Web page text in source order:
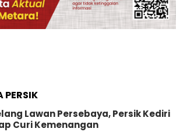
PERSIK
Lawan Persebaya, Persik Kediri
Curi Kemenangan